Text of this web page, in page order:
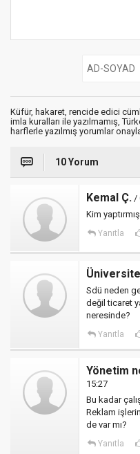
Küfür, hakaret, rencide edici
imla kuralları ile yazılmamış,
harflerle yazılmış yorumlar
10 Yorum
Kemal Ç. /
Kim
Yanıtla
Sdü neden
değil ticaret
neresinde?
Yanıtla
Yönetim
15:27
Bu kadar
Reklam
de var mı?
Yanıtla